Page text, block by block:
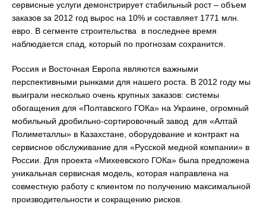
сервисные услуги демонстрирует стабильный рост – объем
заказов за 2012 год вырос на 10% и составляет 1771 млн.
евро. В сегменте строительства в последнее время
наблюдается спад, который по прогнозам сохранится.
Россия и Восточная Европа являются важными
перспективными рынками для нашего роста. В 2012 году мы
выиграли несколько очень крупных заказов: системы
обогащения для «Полтавского ГОКа» на Украине, огромный
мобильный дробильно-сортировочный завод для «Алтай
Полиметаллы» в Казахстане, оборудование и контракт на
сервисное обслуживание для «Русской медной компании» в
России. Для проекта «Михеевского ГОКа» была предложена
уникальная сервисная модель, которая направлена на
совместную работу с клиентом по получению максимальной
производительности и сокращению рисков.